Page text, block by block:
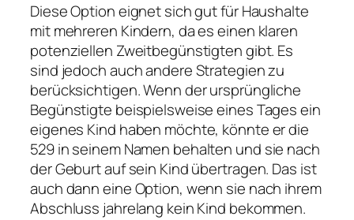
Diese Option eignet sich gut für Haushalte
mit mehreren Kindern, da es einen klaren
potenziellen Zweitbegünstigten gibt. Es
sind jedoch auch andere Strategien zu
berücksichtigen. Wenn der ursprüngliche
Begünstigte beispielsweise eines Tages ein
eigenes Kind haben möchte, könnte er die
529 in seinem Namen behalten und sie nach
der Geburt auf sein Kind übertragen. Das ist
auch dann eine Option, wenn sie nach ihrem
Abschluss jahrelang kein Kind bekommen.